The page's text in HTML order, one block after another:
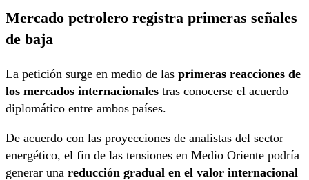
Mercado petrolero registra primeras señales
de baja
La petición surge en medio de las primeras reacciones de
los mercados internacionales tras conocerse el acuerdo
diplomático entre ambos países.
De acuerdo con las proyecciones de analistas del sector
energético, el fin de las tensiones en Medio Oriente podría
generar una reducción gradual en el valor internacional